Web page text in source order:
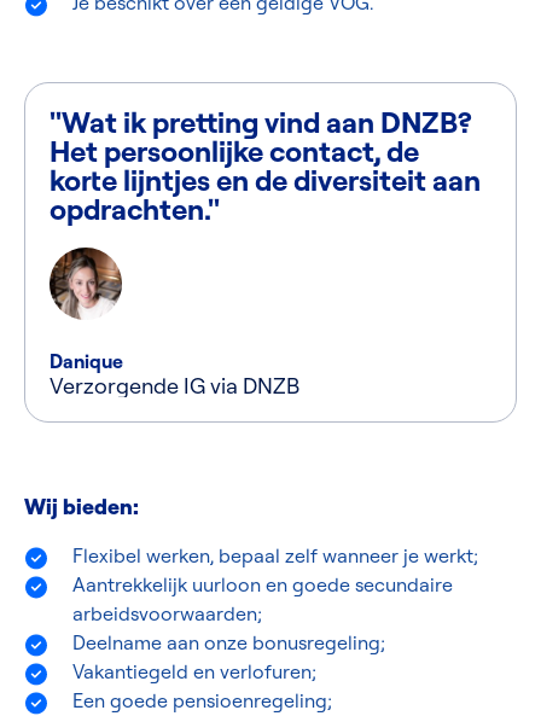
"Wat ik pretting vind aan DNZB?
Het persoonlijke contact, de
korte lijntjes en de diversiteit aan
opdrachten."
Danique
Verzorgende IG via DNZB
Wij bieden:
Flexibel werken, bepaal zelf wanneer je werkt;
Aantrekkelijk uurloon en goede secundaire
arbeidsvoorwaarden;
Deelname aan onze bonusregeling;
Vakantiegeld en verlofuren;
Een goede pensioenregeling;